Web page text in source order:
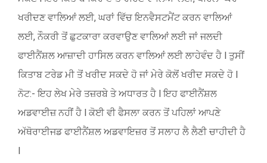
ਖਰੀਦਣ ਵਾਲਿਆਂ ਲਈ, ਘਰਾਂ ਵਿੱਚ ਇਨਵੈਸਟਮੈਂਟ ਕਰਨ ਵਾਲਿਆਂ
ਲਈ, ਨੌਕਰੀ ਤੋਂ ਛੁਟਕਾਰਾ ਕਰਵਾਉਣ ਵਾਲਿਆਂ ਲਈ ਜਾਂ ਜਲਦੀ
ਫਾਈਨੈਂਸ਼ਲ ਆਜ਼ਾਦੀ ਹਾਸਿਲ ਕਰਨ ਵਾਲਿਆਂ ਲਈ ਲਾਹੇਵੰਦ ਹੈ l ਤੁਸੀਂ
ਕਿਤਾਬ ਟਰੇਡ ਮੀ ਤੋਂ ਖਰੀਦ ਸਕਦੇ ਹੋ ਜਾਂ ਮੇਰੇ ਕੋਲੋਂ ਖਰੀਦ ਸਕਦੇ ਹੋ l
ਨੋਟ:- ਇਹ ਲੇਖ ਮੇਰੇ ਤਜ਼ਰਬੇ ਤੇ ਅਧਾਰਤ ਹੈ l ਇਹ ਫਾਈਨੈਂਸ਼ਲ
ਅਡਵਾਈਜ਼ ਨਹੀਂ ਹੈ l ਕੋਈ ਵੀ ਫੈਸਲਾ ਕਰਨ ਤੋਂ ਪਹਿਲਾਂ ਆਪਣੇ
ਅੱਥੋਰਾਈਜਡ ਫਾਈਨੈਂਸ਼ਲ ਅਡਵਾਇਜ਼ਰ ਤੋਂ ਸਲਾਹ ਲੈ ਲੈਣੀ ਚਾਹੀਦੀ ਹੈ
l